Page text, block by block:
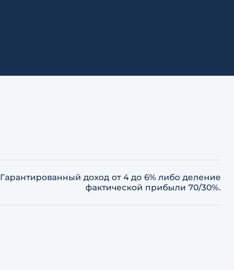
Гарантированный доход от 4 до 6% либо деление
фактической прибыли 70/30%.